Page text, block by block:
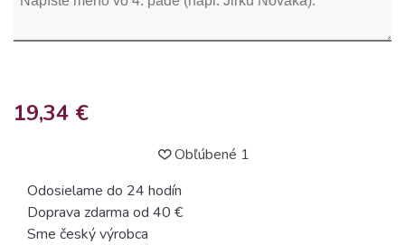
19,34 €
Obľúbené 1
Odosielame do 24 hodín
Doprava zdarma od 40 €
Sme český výrobca